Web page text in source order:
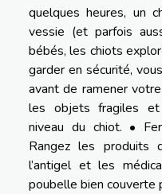
quelques heures, un
vessie (et parfois
bébés, les chiots
garder en sécurité,
avant de ramener
les objets fragiles
niveau du chiot. •
Rangez les produits
l’antigel et les
poubelle bien couverte